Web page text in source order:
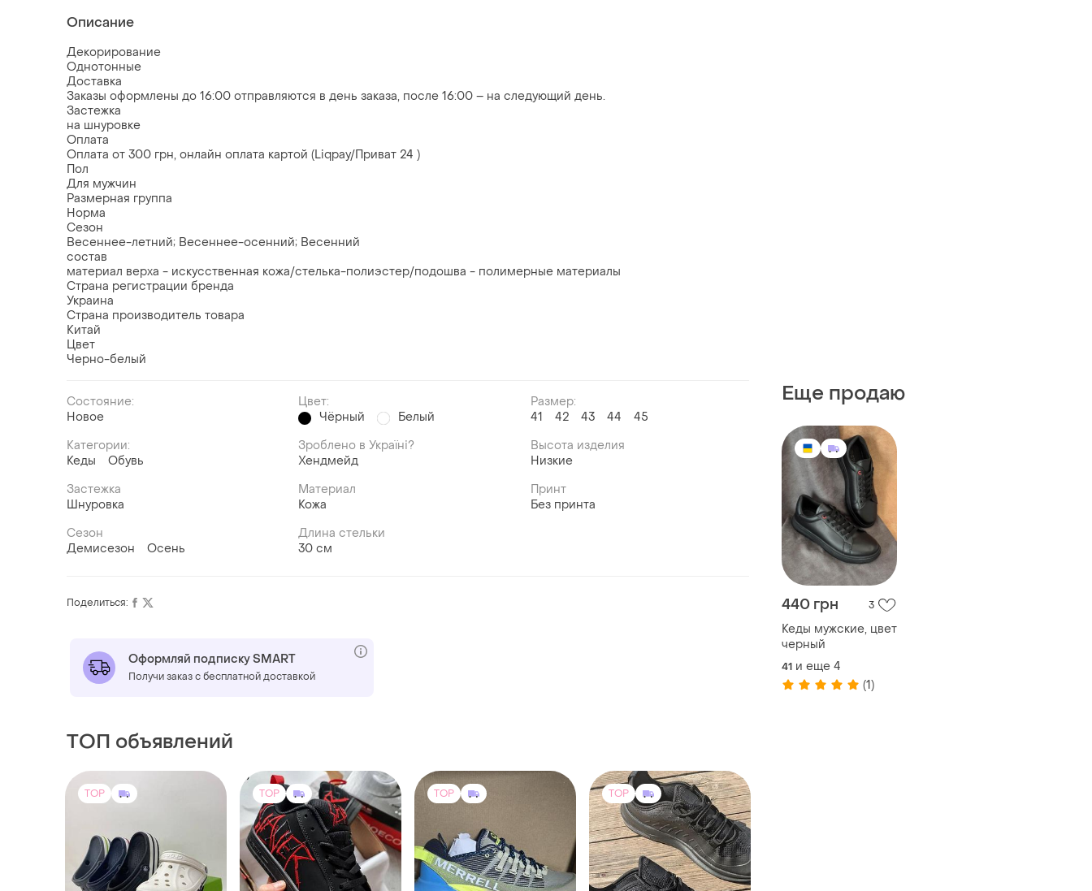
Описание
Декорирование
Однотонные
Доставка
Заказы оформлены до 16:00 отправляются в день заказа, после 16:00 – на следующий день.
Застежка
на шнуровке
Оплата
Оплата от 300 грн, онлайн оплата картой (Liqpay/Приват 24 )
Пол
Для мужчин
Размерная группа
Норма
Сезон
Весеннее-летний; Весеннее-осенний; Весенний
состав
материал верха - искусственная кожа/стелька-полиэстер/подошва - полимерные материалы
Страна регистрации бренда
Украина
Страна производитель товара
Китай
Цвет
Черно-белый
Состояние:
Новое
Цвет:
Чёрный
Белый
Размер:
41
42 43 44
45
Категории:
Кеды
Обувь
Зроблено в Україні?
Хендмейд
Высота изделия
Низкие
Застежка
Шнуровка
Материал
Кожа
Принт
Без принта
Сезон
Демисезон
Осень
Длина стельки
30 см
Еще продаю
440 грн 3
Кеды мужские, цвет
черный
41 и еще 4
(1)
Поделиться:
Оформляй подписку SMART
Получи заказ с бесплатной доставкой
ТОП объявлений
TOP TOP TOP TOP